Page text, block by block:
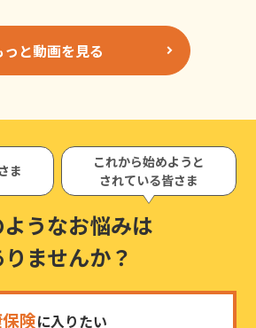
っと動画を見る
ま
これから始めようと
されている皆さま
うなお悩みは
りませんか？
険に入りたい